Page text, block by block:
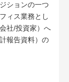
ションの一つ
ィス業務とし
社/投資家）へ
報告資料）の